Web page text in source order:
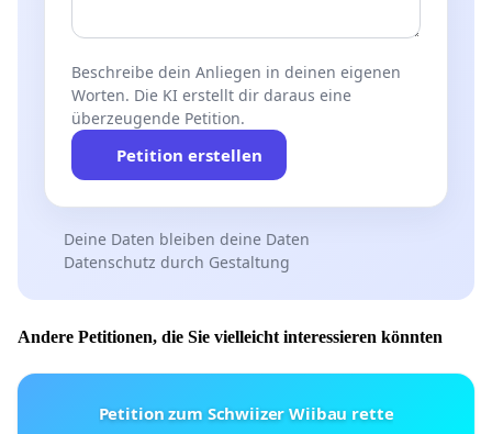
Beschreibe dein Anliegen in deinen eigenen
Worten. Die KI erstellt dir daraus eine
überzeugende Petition.
Petition erstellen
Deine Daten bleiben deine Daten
Datenschutz durch Gestaltung
Andere Petitionen, die Sie vielleicht interessieren könnten
Petition zum Schwiizer Wiibau rette